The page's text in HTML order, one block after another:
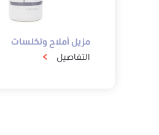
مزيل أملاح وتكلسات
التفاصيل